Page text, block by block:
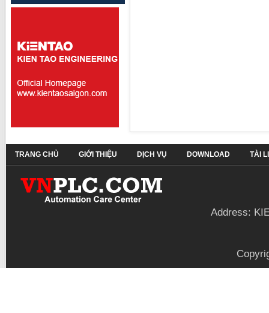
TRANG CHỦ GIỚI THIỆU DỊCH VỤ DOWNLOAD TÀI
Address: